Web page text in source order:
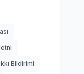
Bildirimi